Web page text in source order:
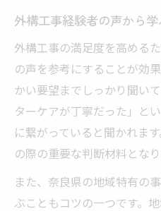
外構工事経験者の声から
外構工事の満足度を高める
の声を参考にすることが効
かい要望までしっかり聞い
ターケアが丁寧だった」と
に繋がっていると聞かれま
の際の重要な判断材料となり
また、奈良県の地域特有の
ぶこともコツの一つです。